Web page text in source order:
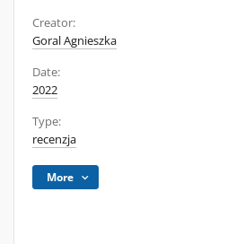
Creator:
Goral Agnieszka
Date:
2022
Type:
recenzja
More